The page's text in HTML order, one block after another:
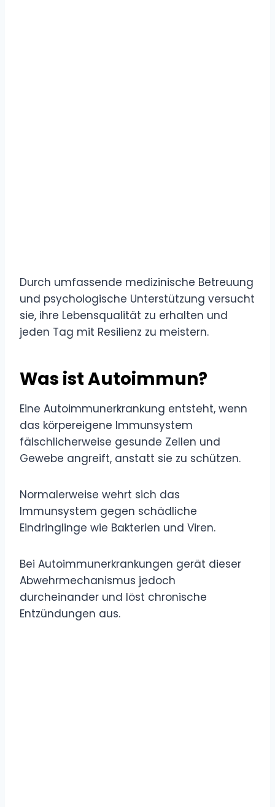
Durch umfassende medizinische Betreuung
und psychologische Unterstützung versucht
sie, ihre Lebensqualität zu erhalten und
jeden Tag mit Resilienz zu meistern.
Was ist Autoimmun?
Eine Autoimmunerkrankung entsteht, wenn
das körpereigene Immunsystem
fälschlicherweise gesunde Zellen und
Gewebe angreift, anstatt sie zu schützen.
Normalerweise wehrt sich das
Immunsystem gegen schädliche
Eindringlinge wie Bakterien und Viren.
Bei Autoimmunerkrankungen gerät dieser
Abwehrmechanismus jedoch
durcheinander und löst chronische
Entzündungen aus.